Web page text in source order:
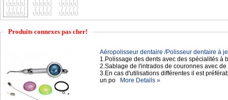
Produits connexes pas cher!
Aéropolisseur dentaire /Polisseur dentaire à
1.Polissage des dents avec des spécialités à
2.Sablage de l'intrados de couronnes avec
3.En cas d'utilisations différentes il est
un po
More Details »